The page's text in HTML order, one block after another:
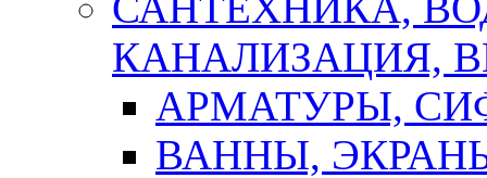
КАНАЛИЗАЦИЯ,
АРМАТУРЫ,
ВАННЫ,